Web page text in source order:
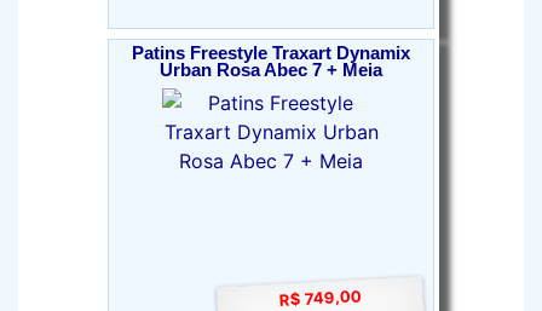
Patins Freestyle Traxart Dynamix
Urban Rosa Abec 7 + Meia
R$ 749,00